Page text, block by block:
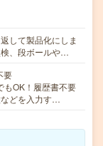
して製品化にしま
、段ボールや…
要
OK！履歴書不要
どを入力す…